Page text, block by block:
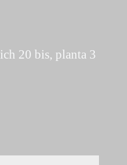
20 bis, planta 3